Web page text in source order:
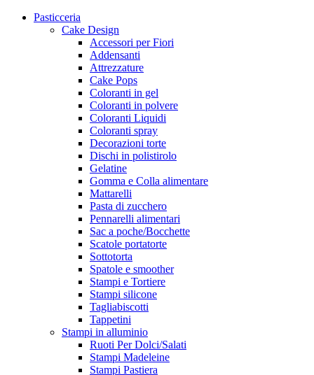
Pasticceria
Cake Design
Accessori per Fiori
Addensanti
Attrezzature
Cake Pops
Coloranti in gel
Coloranti in polvere
Coloranti Liquidi
Coloranti spray
Decorazioni torte
Dischi in polistirolo
Gelatine
Gomma e Colla alimentare
Mattarelli
Pasta di zucchero
Pennarelli alimentari
Sac a poche/Bocchette
Scatole portatorte
Sottotorta
Spatole e smoother
Stampi e Tortiere
Stampi silicone
Tagliabiscotti
Tappetini
Stampi in alluminio
Ruoti Per Dolci/Salati
Stampi Madeleine
Stampi Pastiera